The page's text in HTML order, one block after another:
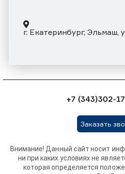
г. Екатеринбург, Эльмаш,
+7 (343)302-
Заказать
Внимание! Данный сайт носит
ни при каких условиях не
которая определяется